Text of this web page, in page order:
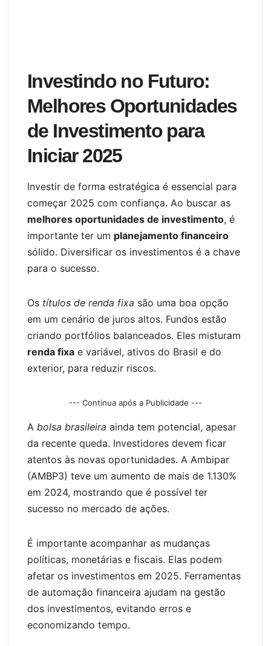
Investindo no Futuro:
Melhores Oportunidades
de Investimento para
Iniciar 2025
Investir de forma estratégica é essencial para
começar 2025 com confiança. Ao buscar as
melhores oportunidades de investimento, é
importante ter um planejamento financeiro
sólido. Diversificar os investimentos é a chave
para o sucesso.
Os títulos de renda fixa são uma boa opção
em um cenário de juros altos. Fundos estão
criando portfólios balanceados. Eles misturam
renda fixa e variável, ativos do Brasil e do
exterior, para reduzir riscos.
--- Continua após a Publicidade ---
A bolsa brasileira ainda tem potencial, apesar
da recente queda. Investidores devem ficar
atentos às novas oportunidades. A Ambipar
(AMBP3) teve um aumento de mais de 1.130%
em 2024, mostrando que é possível ter
sucesso no mercado de ações.
É importante acompanhar as mudanças
políticas, monetárias e fiscais. Elas podem
afetar os investimentos em 2025. Ferramentas
de automação financeira ajudam na gestão
dos investimentos, evitando erros e
economizando tempo.